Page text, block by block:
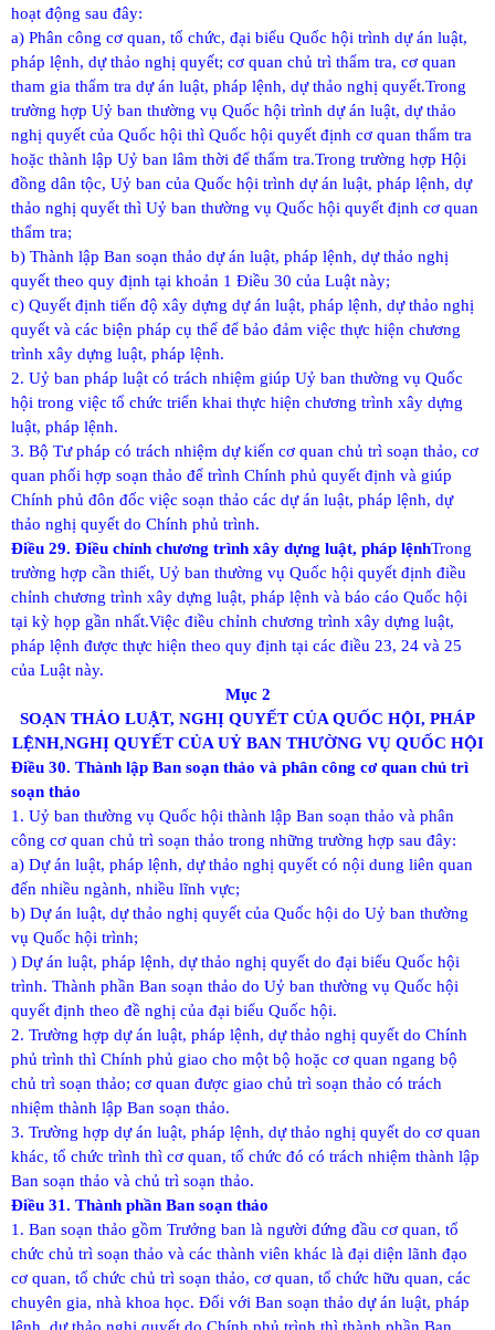
hoạt động sau đây:
a) Phân công cơ quan, tổ chức, đại biểu Quốc hội trình dự án luật,
pháp lệnh, dự thảo nghị quyết; cơ quan chủ trì thẩm tra, cơ quan
tham gia thẩm tra dự án luật, pháp lệnh, dự thảo nghị quyết.Trong
trường hợp Uỷ ban thường vụ Quốc hội trình dự án luật, dự thảo
nghị quyết của Quốc hội thì Quốc hội quyết định cơ quan thẩm tra
hoặc thành lập Uỷ ban lâm thời để thẩm tra.Trong trường hợp Hội
đồng dân tộc, Uỷ ban của Quốc hội trình dự án luật, pháp lệnh, dự
thảo nghị quyết thì Uỷ ban thường vụ Quốc hội quyết định cơ quan
thẩm tra;
b) Thành lập Ban soạn thảo dự án luật, pháp lệnh, dự thảo nghị
quyết theo quy định tại khoản 1 Điều 30 của Luật này;
c) Quyết định tiến độ xây dựng dự án luật, pháp lệnh, dự thảo nghị
quyết và các biện pháp cụ thể để bảo đảm việc thực hiện chương
trình xây dựng luật, pháp lệnh.
2. Uỷ ban pháp luật có trách nhiệm giúp Uỷ ban thường vụ Quốc
hội trong việc tổ chức triển khai thực hiện chương trình xây dựng
luật, pháp lệnh.
3. Bộ Tư pháp có trách nhiệm dự kiến cơ quan chủ trì soạn thảo, cơ
quan phối hợp soạn thảo để trình Chính phủ quyết định và giúp
Chính phủ đôn đốc việc soạn thảo các dự án luật, pháp lệnh, dự
thảo nghị quyết do Chính phủ trình.
Điều 29. Điều chỉnh chương trình xây dựng luật, pháp lệnhTrong
trường hợp cần thiết, Uỷ ban thường vụ Quốc hội quyết định điều
chỉnh chương trình xây dựng luật, pháp lệnh và báo cáo Quốc hội
tại kỳ họp gần nhất.Việc điều chỉnh chương trình xây dựng luật,
pháp lệnh được thực hiện theo quy định tại các điều 23, 24 và 25
của Luật này.
Mục 2
SOẠN THẢO LUẬT, NGHỊ QUYẾT CỦA QUỐC HỘI, PHÁP
LỆNH,NGHỊ QUYẾT CỦA UỶ BAN THƯỜNG VỤ QUỐC HỘI
Điều 30. Thành lập Ban soạn thảo và phân công cơ quan chủ trì
soạn thảo
1. Uỷ ban thường vụ Quốc hội thành lập Ban soạn thảo và phân
công cơ quan chủ trì soạn thảo trong những trường hợp sau đây:
a) Dự án luật, pháp lệnh, dự thảo nghị quyết có nội dung liên quan
đến nhiều ngành, nhiều lĩnh vực;
b) Dự án luật, dự thảo nghị quyết của Quốc hội do Uỷ ban thường
vụ Quốc hội trình;
) Dự án luật, pháp lệnh, dự thảo nghị quyết do đại biểu Quốc hội
trình. Thành phần Ban soạn thảo do Uỷ ban thường vụ Quốc hội
quyết định theo đề nghị của đại biểu Quốc hội.
2. Trường hợp dự án luật, pháp lệnh, dự thảo nghị quyết do Chính
phủ trình thì Chính phủ giao cho một bộ hoặc cơ quan ngang bộ
chủ trì soạn thảo; cơ quan được giao chủ trì soạn thảo có trách
nhiệm thành lập Ban soạn thảo.
3. Trường hợp dự án luật, pháp lệnh, dự thảo nghị quyết do cơ quan
khác, tổ chức trình thì cơ quan, tổ chức đó có trách nhiệm thành lập
Ban soạn thảo và chủ trì soạn thảo.
Điều 31. Thành phần Ban soạn thảo
1. Ban soạn thảo gồm Trưởng ban là người đứng đầu cơ quan, tổ
chức chủ trì soạn thảo và các thành viên khác là đại diện lãnh đạo
cơ quan, tổ chức chủ trì soạn thảo, cơ quan, tổ chức hữu quan, các
chuyên gia, nhà khoa học. Đối với Ban soạn thảo dự án luật, pháp